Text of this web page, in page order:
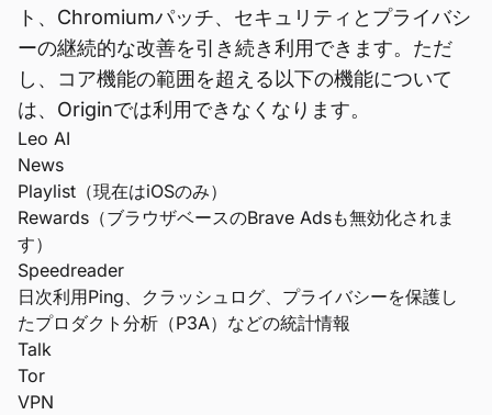
ト、Chromiumパッチ、セキュリティとプライバシ
ーの継続的な改善を引き続き利用できます。ただ
し、コア機能の範囲を超える以下の機能について
は、Originでは利用できなくなります。
Leo AI
News
Playlist（現在はiOSのみ）
Rewards（ブラウザベースのBrave Adsも無効化されま
す）
Speedreader
日次利用Ping、クラッシュログ、プライバシーを保護し
たプロダクト分析（P3A）などの統計情報
Talk
Tor
VPN